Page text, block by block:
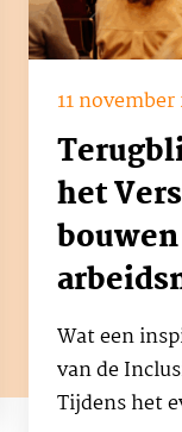
11 november
het
Wat een
van de
Tijdens het